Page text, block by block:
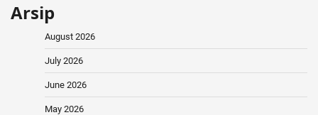
Arsip
August 2026
July 2026
June 2026
May 2026